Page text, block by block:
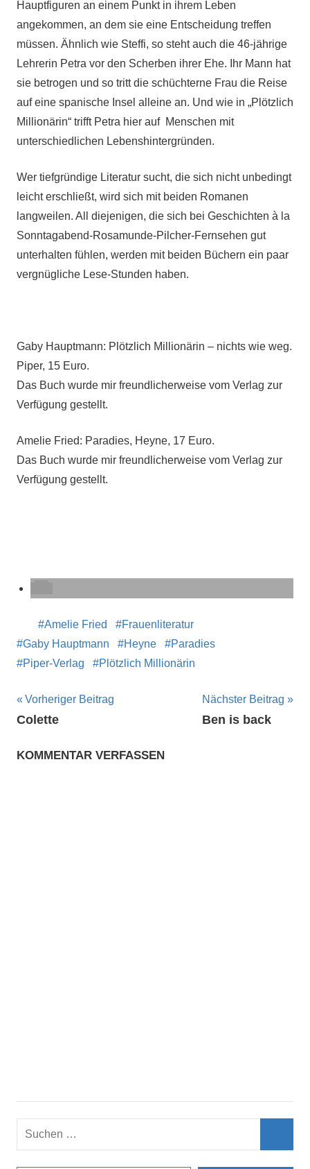
Hauptfiguren an einem Punkt in ihrem Leben
angekommen, an dem sie eine Entscheidung treffen
müssen. Ähnlich wie Steffi, so steht auch die 46-jährige
Lehrerin Petra vor den Scherben ihrer Ehe. Ihr Mann hat
sie betrogen und so tritt die schüchterne Frau die Reise
auf eine spanische Insel alleine an. Und wie in „Plötzlich
Millionärin“ trifft Petra hier auf Menschen mit
unterschiedlichen Lebenshintergründen.
Wer tiefgründige Literatur sucht, die sich nicht unbedingt
leicht erschließt, wird sich mit beiden Romanen
langweilen. All diejenigen, die sich bei Geschichten à la
Sonntagabend-Rosamunde-Pilcher-Fernsehen gut
unterhalten fühlen, werden mit beiden Büchern ein paar
vergnügliche Lese-Stunden haben.
Gaby Hauptmann: Plötzlich Millionärin – nichts wie weg.
Piper, 15 Euro.
Das Buch wurde mir freundlicherweise vom Verlag zur
Verfügung gestellt.
Amelie Fried: Paradies, Heyne, 17 Euro.
Das Buch wurde mir freundlicherweise vom Verlag zur
Verfügung gestellt.
Amelie Fried
Frauenliteratur
Gaby Hauptmann
Heyne
Paradies
Piper-Verlag
Plötzlich Millionärin
Beitragsnavigation
Vorheriger Beitrag
Colette
Nächster Beitrag
Ben is back
KOMMENTAR VERFASSEN
Suchen
E-Mail-Adresse